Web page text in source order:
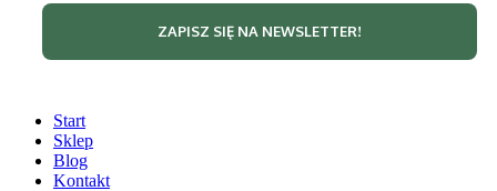
Start
Sklep
Blog
Kontakt